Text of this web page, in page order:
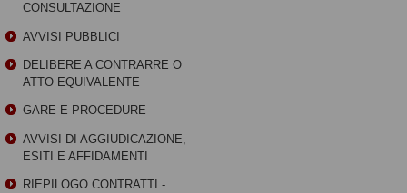
CONSULTAZIONE
AVVISI PUBBLICI
DELIBERE A CONTRARRE O
ATTO EQUIVALENTE
GARE E PROCEDURE
AVVISI DI AGGIUDICAZIONE,
ESITI E AFFIDAMENTI
RIEPILOGO CONTRATTI -